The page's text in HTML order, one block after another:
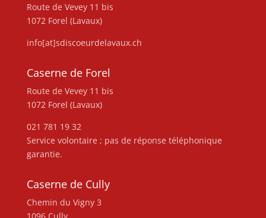
Route de Vevey 11 bis
1072 Forel (Lavaux)
info[at]sdiscoeurdelavaux.ch
Caserne de Forel
Route de Vevey 11 bis
1072 Forel (Lavaux)
021 781 19 32
Service volontaire ; pas de réponse téléphonique
garantie.
Caserne de Cully
Chemin du Vigny 3
1096 Cully